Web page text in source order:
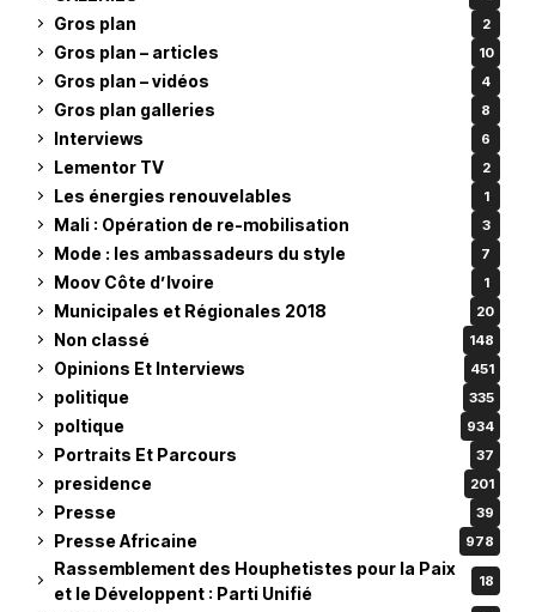
Gros plan 2
Gros plan – articles 10
Gros plan – vidéos 4
Gros plan galleries 8
Interviews 6
Lementor TV 2
Les énergies renouvelables 1
Mali : Opération de re-mobilisation 3
Mode : les ambassadeurs du style 7
Moov Côte d’Ivoire 1
Municipales et Régionales 2018 20
Non classé 148
Opinions Et Interviews 451
politique 335
poltique 934
Portraits Et Parcours 37
presidence 201
Presse 39
Presse Africaine 978
Rassemblement des Houphetistes pour la Paix
et le Développent : Parti Unifié
18